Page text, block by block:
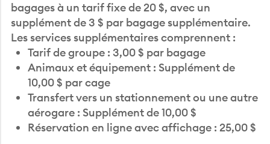
supplément de 3 $ par bagage supplémentaire.
Les services supplémentaires comprennent :
Tarif de groupe : 3,00 $ par bagage
Animaux et équipement : Supplément de
10,00 $ par cage
Transfert vers un stationnement ou une autre
aérogare : Supplément de 10,00 $
Réservation en ligne avec affichage : 25,00 $